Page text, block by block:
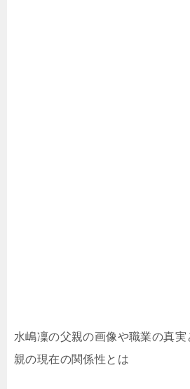
水嶋凜の父親の画像や職業の真
親の現在の関係性とは